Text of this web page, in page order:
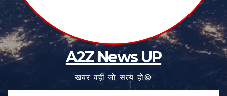
A2Z News UP
खबर वहीं जो सत्य हो©